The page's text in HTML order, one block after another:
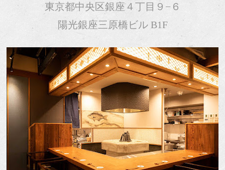
東京都中央区銀座４丁目９−６
陽光銀座三原橋ビル B1F